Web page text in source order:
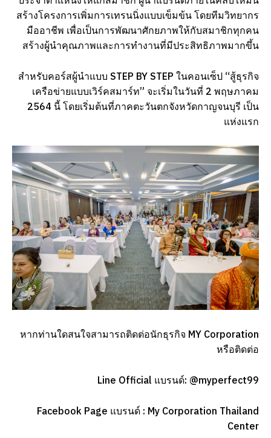
สร้างโครงการเพิ่มการเทรนนิ่งแบบเข็มข้น โดยทีมวิทยากร
มืออาชีพ เพื่อเป็นการพัฒนาศักยภาพให้กับสมาชิกทุกคน
สร้างผู้นำคุณภาพและการทำงานที่มีประสิทธิภาพมากขึ้น
สำหรับคอร์สผู้นำแบบ STEP BY STEP ในคอนเซ็ป “สู้ธุรกิจ
เครือข่ายแบบเวิร์คสมาร์ท” จะเริ่มในวันที่ 2 พฤษภาคม
2564 นี้ โดยเริ่มต้นที่ภาคตะวันตกจังหวัดกาญจนบุรี เป็น
แห่งแรก
หากท่านใดสนใจสามารถติดต่อนักธุรกิจ MY Corporation
หรือติดต่อ
Line Official แบรนด์: @myperfect99
Facebook Page แบรนด์ : My Corporation Thailand
Center